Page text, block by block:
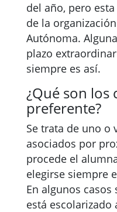
del año, pero
de la
Autónoma.
plazo
siempre es así.
¿Qué son los
preferente?
Se trata de uno o
asociados por
procede el
elegirse siempre
En algunos
está